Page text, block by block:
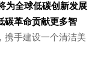
为全球低碳创新发展
碳革命贡献更多智
携手建设一个清洁美